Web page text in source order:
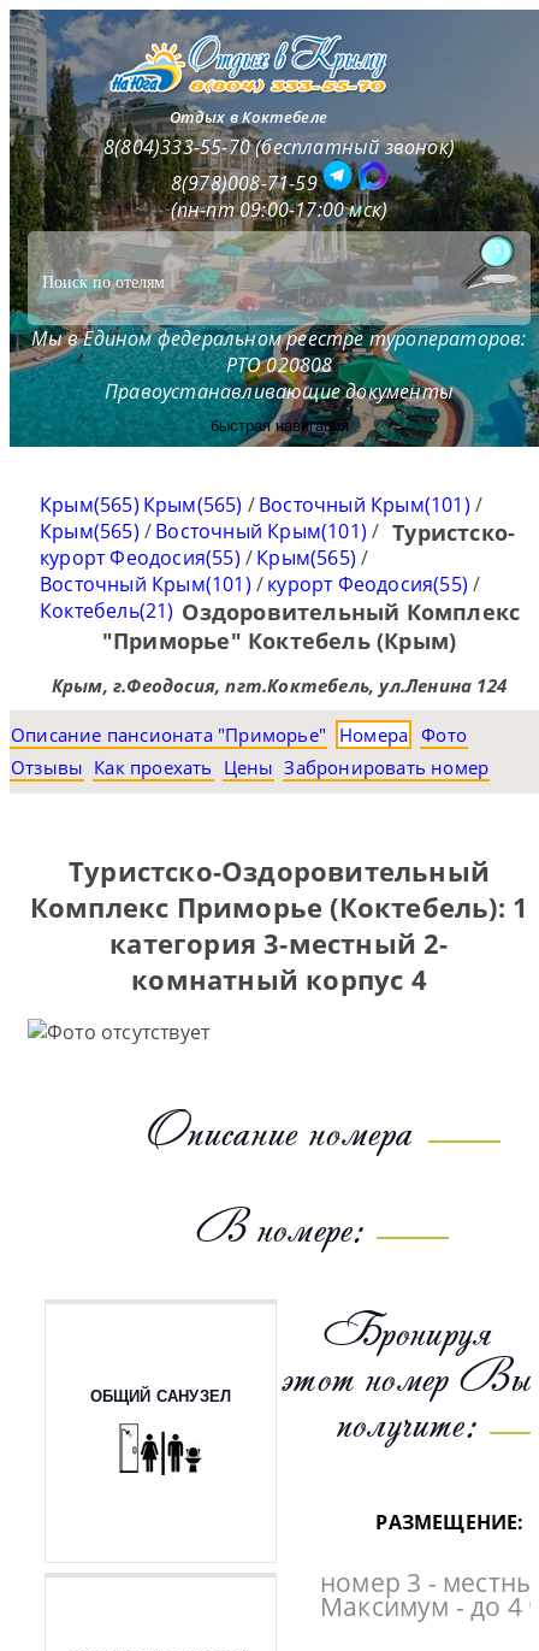
Отдых в Коктебеле
8(804)333-55-70 (бесплатный звонок)
8(978)008-71-59
(пн-пт 09:00-17:00 мск)
Мы в Едином федеральном реестре туроператоров:
РТО 020808
Правоустанавливающие документы
быстрая навигация
Крым(565) Крым(565) /Восточный Крым(101) /
Крым(565) /Восточный Крым(101) /
курорт Феодосия(55) /Крым(565) /
Восточный Крым(101) /курорт Феодосия(55) /
Коктебель(21)
Туристско-
Оздоровительный Комплекс
"Приморье" Коктебель (Крым)
Крым, г.Феодосия, пгт.Коктебель, ул.Ленина 124
Описание пансионата "Приморье" Номера Фото
Отзывы Как проехать Цены Забронировать номер
Туристско-Оздоровительный
Комплекс Приморье (Коктебель): 1
категория 3-местный 2-
комнатный корпус 4
Описание номера
В номере:
ОБЩИЙ САНУЗЕЛ
Бронируя
этот номер Вы
получите:
РАЗМЕЩЕНИЕ:
номер 3 -
Максимум - до 4